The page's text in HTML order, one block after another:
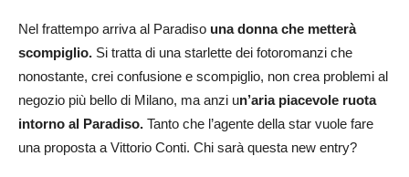
Nel frattempo arriva al Paradiso una donna che metterà
scompiglio. Si tratta di una starlette dei fotoromanzi che
nonostante, crei confusione e scompiglio, non crea problemi al
negozio più bello di Milano, ma anzi un’aria piacevole ruota
intorno al Paradiso. Tanto che l’agente della star vuole fare
una proposta a Vittorio Conti. Chi sarà questa new entry?